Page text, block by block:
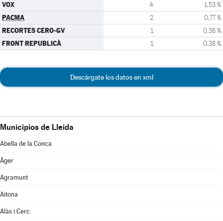
VOX 4 1,53 %
PACMA 2 0,77 %
RECORTES CERO-GV 1 0,38 %
FRONT REPUBLICÀ 1 0,38 %
Descárgate los datos en xml
Municipios de Lleida
Abella de la Conca
Àger
Agramunt
Aitona
Alàs i Cerc